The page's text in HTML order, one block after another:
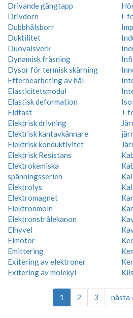
Drivande gängtapp
Drivdorn
Dubbhålsborr
Duktilitet
Duovalsverk
Dynamisk fräsning
Dysor för termisk skärning
Efterbearbeting av hål
Elasticitetsmodul
Elastisk deformation
Eldfast
Elektrisk drivning
Elektrisk kantavkännare
Elektrisk konduktivitet
Elektrisk Resistans
Elektrokemiska
spänningsserien
Elektrolys
Elektromagnet
Elektronmoln
Elektronstrålekanon
Elhyvel
Elmotor
Emittering
Exitering av elektroner
Exitering av molekyl
I-
J-
1 2 3 nästa ›